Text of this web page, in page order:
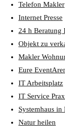
Telefon Makler
Internet Presse
24 h Beratung
Objekt zu
Makler
Eure
IT Arbeitsplatz
IT Service
Systemhaus
Natur heilen